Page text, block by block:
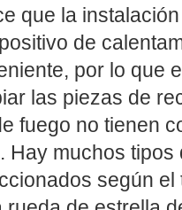
que la
de
por lo que
las piezas de
fuego no tienen
Hay muchos
según el